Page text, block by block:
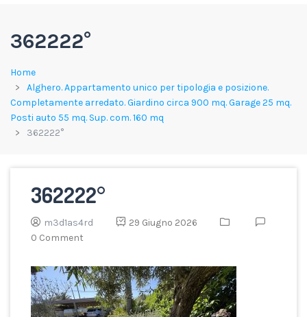
362222°
Home
Alghero. Appartamento unico per tipologia e posizione.
Completamente arredato. Giardino circa 900 mq. Garage 25 mq.
Posti auto 55 mq. Sup. com. 160 mq
362222°
362222°
m3d1as4rd
29 Giugno 2026
0 Comment